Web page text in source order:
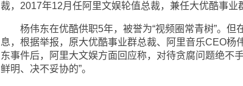
裁，2017年12月任阿里文娱轮值总裁，兼任大优酷事业
杨伟东在优酷供职5年，被誉为“视频圈常青树”。但
息，根据举报，原大优酷事业群总裁、阿里音乐CEO杨
东事件后，阿里大文娱方面回应称，对待贪腐问题绝不
鲜明、决不妥协的”。